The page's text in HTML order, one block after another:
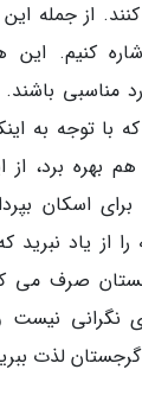
از جمله
کنیم. این
مناسبی
که با توجه به
بهره برد، از
اسکان
از یاد نبرید
صرف می
نگرانی نیست
لذت